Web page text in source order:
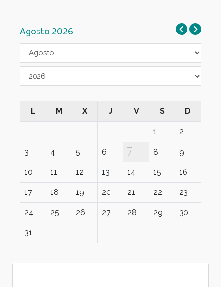
Agosto 2026
L M X J V S D
1 2
3 4 5 6 7 8 9
10 11 12 13 14 15 16
17 18 19 20 21 22 23
24 25 26 27 28 29 30
31